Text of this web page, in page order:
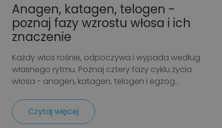
Anagen, katagen, telogen -
poznaj fazy wzrostu włosa i ich
znaczenie
Każdy włos rośnie, odpoczywa i wypada według
własnego rytmu. Poznaj cztery fazy cyklu życia
włosa - anagen, katagen, telogen i egzog...
Czytaj więcej